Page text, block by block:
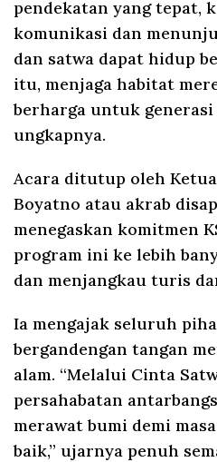
pendekatan yang tepat,
komunikasi dan
dan satwa dapat hidup
itu, menjaga habitat
berharga untuk generasi
ungkapnya.
Acara ditutup oleh Ketua
Boyatno atau akrab
menegaskan komitmen
program ini ke lebih
dan menjangkau turis
Ia mengajak seluruh
bergandengan tangan
alam. “Melalui Cinta
persahabatan
merawat bumi demi
baik,” ujarnya penuh